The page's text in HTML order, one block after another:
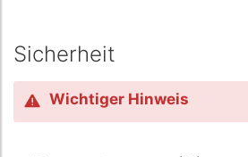
Sicherheit
Wichtiger Hinweis